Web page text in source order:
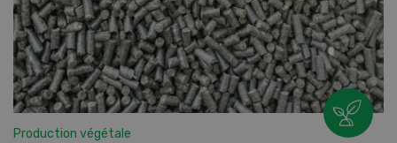
Production végétale